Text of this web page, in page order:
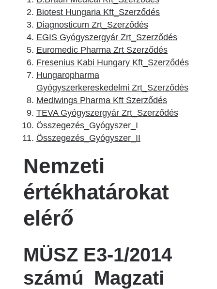
Biotest Hungaria Kft_Szerződés
Diagnosticum Zrt_Szerződés
EGIS Gyógyszergyár Zrt_Szerződés
Euromedic Pharma Zrt Szerződés
Fresenius Kabi Hungary Kft_Szerződés
Hungaropharma
Gyógyszerkereskedelmi Zrt_Szerződés
Mediwings Pharma Kft Szerződés
TEVA Gyógyszergyár Zrt_Szerződés
Összegezés_Gyógyszer_I
Összegezés_Gyógyszer_II
Nemzeti
értékhatárokat
elérő
MÜSZ E3-1/2014
számú Magzati